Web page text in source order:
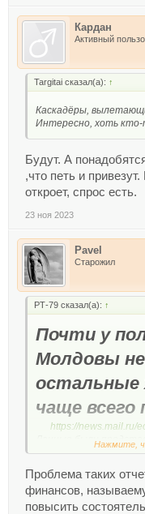
Кардан
Активный
Targitai сказал(а): ↑
Каскадёры,
Интересно, хоть кто-
Будут. А
,что петь и
откроет, спрос есть.
23 ноя 2023
Pavel
Старожил
РТ-79 сказал(а): ↑
Почти у
Молдовы
остальные
чаще всего
https://news.mail.ru/
Данные были
грамотности
Нажмите,
Проблема таких
финансов,
повысить